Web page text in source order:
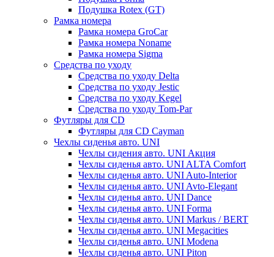
Подушка Rotex (GT)
Рамка номера
Рамка номера GroCar
Рамка номера Noname
Рамка номера Sigma
Средства по уходу
Средства по уходу Delta
Средства по уходу Jestic
Средства по уходу Kegel
Средства по уходу Tom-Par
Футляры для CD
Футляры для CD Cayman
Чехлы сиденья авто. UNI
Чехлы сидения авто. UNI Акция
Чехлы сиденья авто. UNI ALTA Comfort
Чехлы сиденья авто. UNI Auto-Interior
Чехлы сиденья авто. UNI Avto-Elegant
Чехлы сиденья авто. UNI Dance
Чехлы сиденья авто. UNI Forma
Чехлы сиденья авто. UNI Markus / BERT
Чехлы сиденья авто. UNI Megacities
Чехлы сиденья авто. UNI Modena
Чехлы сиденья авто. UNI Piton